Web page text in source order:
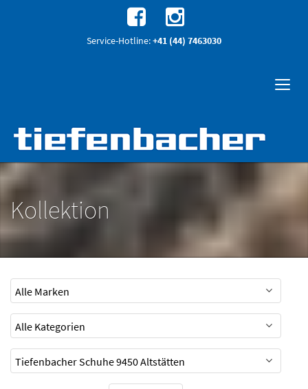
Service-Hotline:+41 (44) 7463030
Kollektion